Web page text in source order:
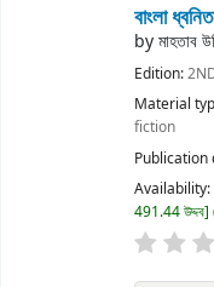
বাংলা
byমাহতাব
Edition:
Material
fiction
Publication
Availability:
491.44 উদ্দব